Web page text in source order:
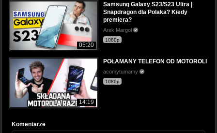
05:20
Samsung Galaxy S23/S23 Ultra |
Snapdragon dla Polaka? Kiedy
premiera?
Arek Margol
1080p
14:19
POŁAMANY TELEFON OD MOTOROLI
acomytumamy
1080p
Komentarze